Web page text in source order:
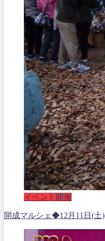
イベント開催
開成マルシェ◆12月11日(土)